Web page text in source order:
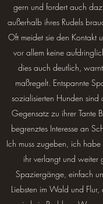
gern und fordert auch
außerhalb ihres Rudels
Oft meidet sie den Kontakt
vor allem keine
dies auch deutlich,
maßregelt. Entspannte
sozialisierten Hunden sind
Gegensatz zu ihrer Tante
begrenztes Interesse an
Ich muss zugeben, ich
ihr verlangt und weiter
Spaziergänge, einfach
Liebsten im Wald und